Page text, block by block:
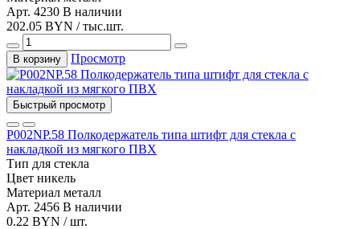
Арт. 4230 В наличии
202.05 BYN / тыс.шт.
В корзину Просмотр
Быстрый просмотр
Р002NР.58 Полкодержатель типа штифт для стекла с
накладкой из мягкого ПВХ
Тип для стекла
Цвет никель
Материал металл
Арт. 2456 В наличии
0.22 BYN / шт.